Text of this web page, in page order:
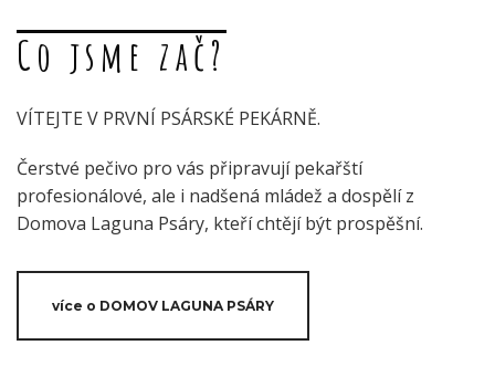
Co jsme zač?
VÍTEJTE V PRVNÍ PSÁRSKÉ PEKÁRNĚ.
Čerstvé pečivo pro vás připravují pekařští
profesionálové, ale i nadšená mládež a dospělí z
Domova Laguna Psáry, kteří chtějí být prospěšní.
více o DOMOV LAGUNA PSÁRY